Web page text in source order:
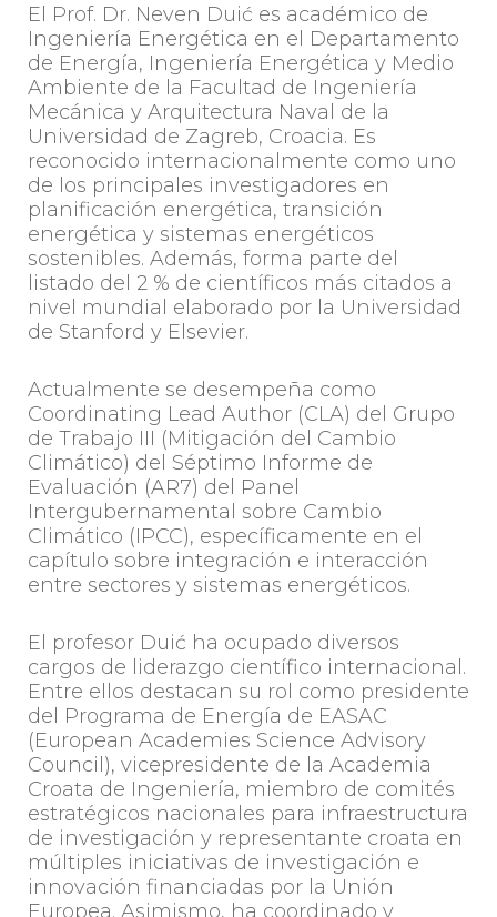
El Prof. Dr. Neven Duić es académico de
Ingeniería Energética en el Departamento
de Energía, Ingeniería Energética y Medio
Ambiente de la Facultad de Ingeniería
Mecánica y Arquitectura Naval de la
Universidad de Zagreb, Croacia. Es
reconocido internacionalmente como uno
de los principales investigadores en
planificación energética, transición
energética y sistemas energéticos
sostenibles. Además, forma parte del
listado del 2 % de científicos más citados a
nivel mundial elaborado por la Universidad
de Stanford y Elsevier.
Actualmente se desempeña como
Coordinating Lead Author (CLA) del Grupo
de Trabajo III (Mitigación del Cambio
Climático) del Séptimo Informe de
Evaluación (AR7) del Panel
Intergubernamental sobre Cambio
Climático (IPCC), específicamente en el
capítulo sobre integración e interacción
entre sectores y sistemas energéticos.
El profesor Duić ha ocupado diversos
cargos de liderazgo científico internacional.
Entre ellos destacan su rol como presidente
del Programa de Energía de EASAC
(European Academies Science Advisory
Council), vicepresidente de la Academia
Croata de Ingeniería, miembro de comités
estratégicos nacionales para infraestructura
de investigación y representante croata en
múltiples iniciativas de investigación e
innovación financiadas por la Unión
Europea. Asimismo, ha coordinado y